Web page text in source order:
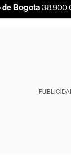
38,900.00